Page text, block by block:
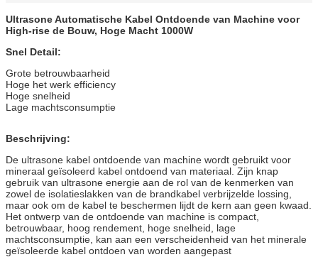
Ultrasone Automatische Kabel Ontdoende van Machine voor
High-rise de Bouw, Hoge Macht 1000W
Snel Detail:
Grote betrouwbaarheid
Hoge het werk efficiency
Hoge snelheid
Lage machtsconsumptie
Beschrijving:
De ultrasone kabel ontdoende van machine wordt gebruikt voor
mineraal geïsoleerd kabel ontdoend van materiaal. Zijn knap
gebruik van ultrasone energie aan de rol van de kenmerken van
zowel de isolatieslakken van de brandkabel verbrijzelde lossing,
maar ook om de kabel te beschermen lijdt de kern aan geen kwaad.
Het ontwerp van de ontdoende van machine is compact,
betrouwbaar, hoog rendement, hoge snelheid, lage
machtsconsumptie, kan aan een verscheidenheid van het minerale
geïsoleerde kabel ontdoen van worden aangepast